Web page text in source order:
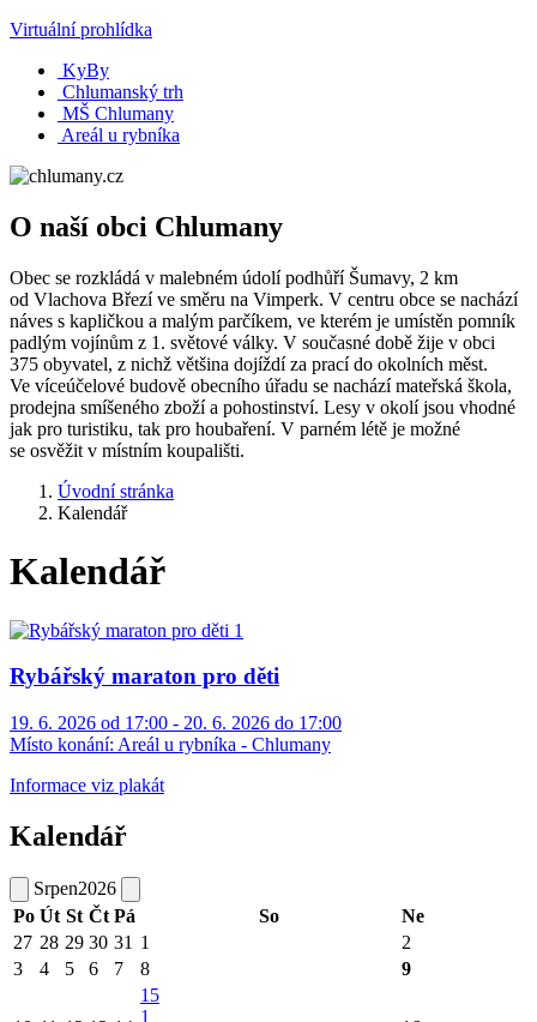
Virtuální prohlídka
KyBy
Chlumanský trh
MŠ Chlumany
Areál u rybníka
O naší obci Chlumany
Obec se rozkládá v malebném údolí podhůří Šumavy, 2 km
od Vlachova Březí ve směru na Vimperk. V centru obce se nachází
náves s kapličkou a malým parčíkem, ve kterém je umístěn pomník
padlým vojínům z 1. světové války. V současné době žije v obci
375 obyvatel, z nichž většina dojíždí za prací do okolních měst.
Ve víceúčelové budově obecního úřadu se nachází mateřská škola,
prodejna smíšeného zboží a pohostinství. Lesy v okolí jsou vhodné
jak pro turistiku, tak pro houbaření. V parném létě je možné
se osvěžit v místním koupališti.
Úvodní stránka
Kalendář
Kalendář
Rybářský maraton pro děti
19. 6. 2026 od 17:00 - 20. 6. 2026 do 17:00
Místo konání: Areál u rybníka - Chlumany
Informace viz plakát
Kalendář
Srpen2026
Po Út St Čt Pá So
Ne
27 28 29 30 31 1
2
3
4 5 6 7 8 9
15
1